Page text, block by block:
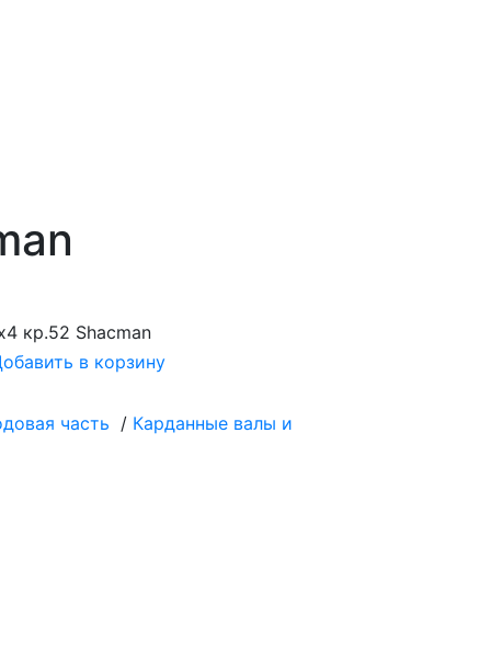
кр.52 Shacman
в корзину
часть / Карданные валы и